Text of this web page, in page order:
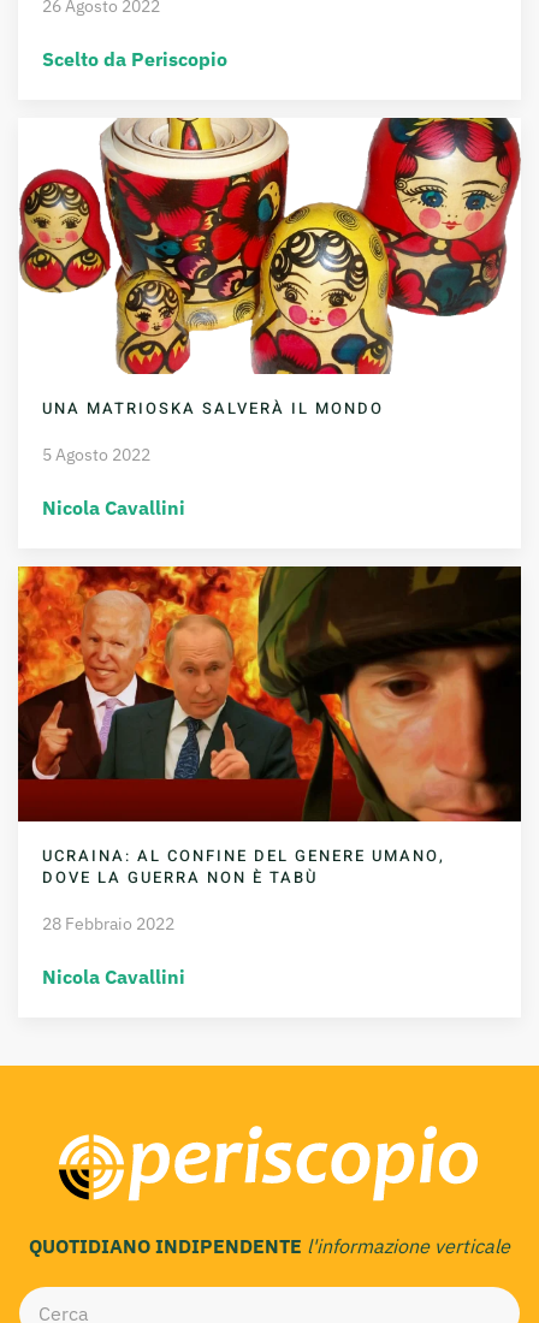
26 Agosto 2022
Scelto da Periscopio
UNA MATRIOSKA SALVERÀ IL MONDO
5 Agosto 2022
Nicola Cavallini
UCRAINA: AL CONFINE DEL GENERE UMANO,
DOVE LA GUERRA NON È TABÙ
28 Febbraio 2022
Nicola Cavallini
QUOTIDIANO INDIPENDENTE l'informazione verticale